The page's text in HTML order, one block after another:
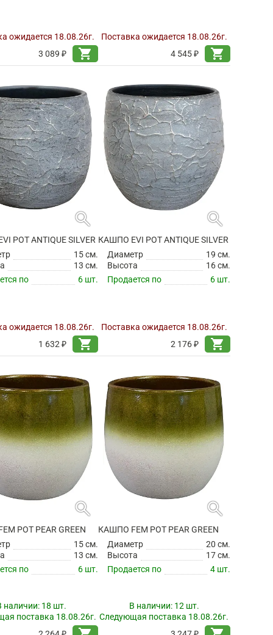
ожидается 18.08.26г.
3 089 ₽
shopping_cart
Поставка ожидается 18.08.26г.
4 545 ₽
shopping_cart
search
POT ANTIQUE SILVER
15 см.
13 см.
по
6 шт.
ожидается 18.08.26г.
1 632 ₽
shopping_cart
search
КАШПО EVI POT ANTIQUE SILVER
Диаметр
19 см.
Высота
16 см.
Продается по
6 шт.
Поставка ожидается 18.08.26г.
2 176 ₽
shopping_cart
search
POT PEAR GREEN
15 см.
13 см.
по
6 шт.
наличии: 18 шт.
поставка 18.08.26г.
search
КАШПО FEM POT PEAR GREEN
Диаметр
20 см.
Высота
17 см.
Продается по
4 шт.
В наличии: 12 шт.
Следующая поставка 18.08.26г.